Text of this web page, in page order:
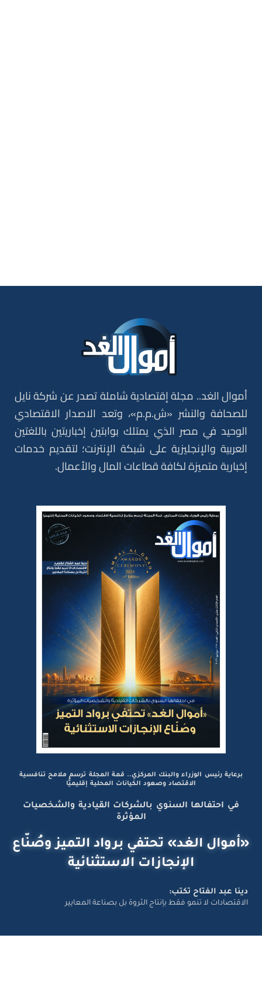
أموال الغد.. مجلة إقتصادية شاملة تصدر عن شركة نايل
للصحافة والنشر «ش.م.م»، وتعد الاصدار الاقتصادي
الوحيد في مصر الذي يمتلك بوابتين إخباريتين باللغتين
العربية والإنجليزية على شبكة الإنترنت؛ لتقديم خدمات
إخبارية متميزة لكافة قطاعات المال والأعمال.
برعاية رئيس الوزراء والبنك المركزي.. قمة المجلة ترسم ملامح تنافسية
الاقتصاد وصعود الكيانات المحلية إقليميًّا
في احتفالها السنوي بالشركات القيادية والشخصيات
المؤثرة
«أموال الغد» تحتفي برواد التميز وصُنّاع
الإنجازات الاستثنائية
دينا عبد الفتاح تكتب:
الاقتصادات لا تنمو فقط بإنتاج الثروة بل بصناعة المعايير